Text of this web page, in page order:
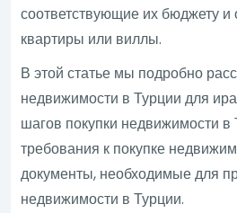
соответствующие их бюджету и
квартиры или виллы.
В этой статье мы подробно
недвижимости в Турции для
шагов покупки недвижимости в
требования к покупке
документы, необходимые для
недвижимости в Турции.